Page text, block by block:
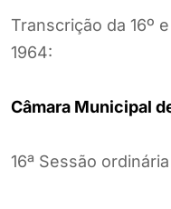
Transcrição da 16º
1964:
Câmara Municipal
16ª Sessão ordinária